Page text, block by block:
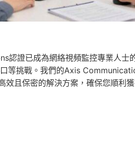
證已成為網絡視頻監控專業人士
等挑戰。我們的Axis
且保密的解決方案，確保您順利